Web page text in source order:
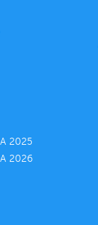
2025
2026